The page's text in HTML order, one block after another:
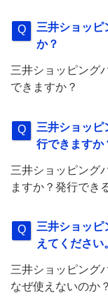
三井ショッピ
か？
三井ショッピング
できますか？
三井ショッピ
行できますか
三井ショッピング
ますか？発行でき
三井ショッピ
えてください
三井ショッピング
なぜ使えないのか